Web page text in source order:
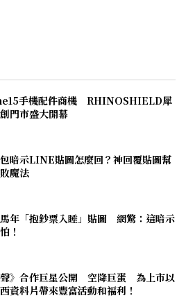
手機配件商機 RHINOSHIELD犀
門市盛大開幕
暗示LINE貼圖怎麼回？神回覆貼圖幫
魔法
年「抱鈔票入睡」貼圖 網驚：這暗示
！
聲》合作巨星公開 空降巨蛋 為上市以
資料片帶來豐富活動和福利！